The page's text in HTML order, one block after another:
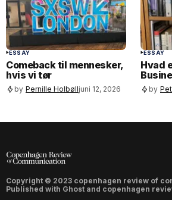
ESSAY
Comeback til mennesker,
hvis vi tør
by Pernille Holbølljuni 12, 2026
ESSAY
Hvad
by
Copyright © 2023 copenhagen review of
Published with Ghost and copenhagen